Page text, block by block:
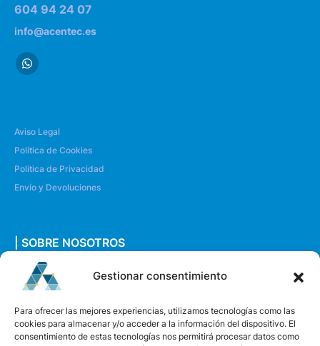
Gestionar consentimiento
Para ofrecer las mejores experiencias, utilizamos tecnologías como las
cookies para almacenar y/o acceder a la información del dispositivo. El
consentimiento de estas tecnologías nos permitirá procesar datos como
604 94 24 07
info@acentec.es
Aviso Legal
Política de Cookies
Política de Privacidad
Envío y Devoluciones
| SOBRE NOSOTROS
Quiénes somos
Envíanos un mensaje